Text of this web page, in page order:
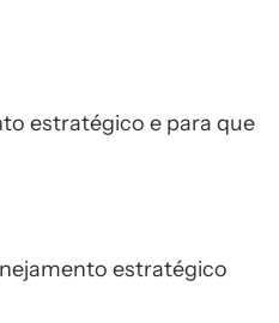
estratégico e para que
estratégico